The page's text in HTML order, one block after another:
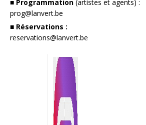
■ Programmation (artistes et agents) :
prog@lanvert.be
■ Réservations :
reservations@lanvert.be